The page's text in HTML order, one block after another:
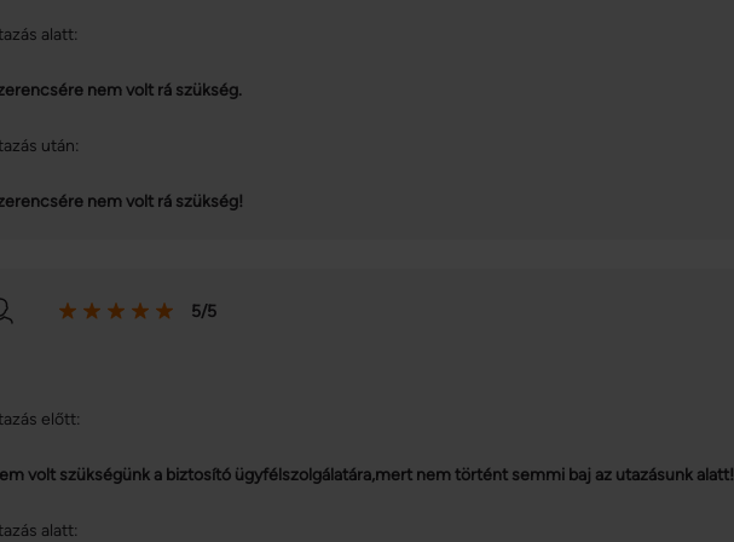
alatt:
nem volt rá szükség.
után:
nem volt rá szükség!
5/5
előtt:
volt szükségünk a biztosító ügyfélszolgálatára,mert nem történt semmi baj az utazásunk alatt!
alatt: